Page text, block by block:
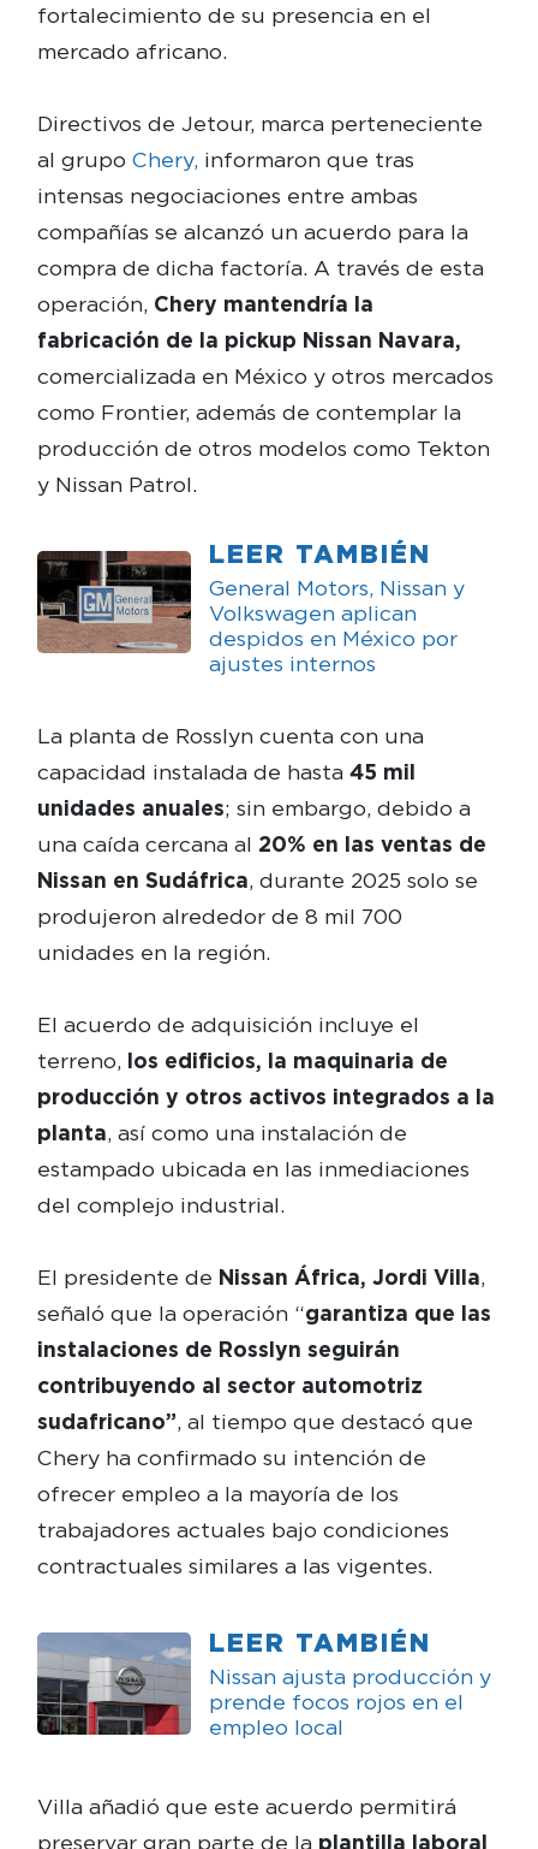
fortalecimiento de su presencia en el
mercado africano.
Directivos de Jetour, marca perteneciente
al grupo Chery, informaron que tras
intensas negociaciones entre ambas
compañías se alcanzó un acuerdo para la
compra de dicha factoría. A través de esta
operación, Chery mantendría la
fabricación de la pickup Nissan Navara,
comercializada en México y otros mercados
como Frontier, además de contemplar la
producción de otros modelos como Tekton
y Nissan Patrol.
LEER TAMBIÉN
General Motors, Nissan y
Volkswagen aplican
despidos en México por
ajustes internos
La planta de Rosslyn cuenta con una
capacidad instalada de hasta 45 mil
unidades anuales; sin embargo, debido a
una caída cercana al 20% en las ventas de
Nissan en Sudáfrica, durante 2025 solo se
produjeron alrededor de 8 mil 700
unidades en la región.
El acuerdo de adquisición incluye el
terreno, los edificios, la maquinaria de
producción y otros activos integrados a la
planta, así como una instalación de
estampado ubicada en las inmediaciones
del complejo industrial.
El presidente de Nissan África, Jordi Villa,
señaló que la operación “garantiza que las
instalaciones de Rosslyn seguirán
contribuyendo al sector automotriz
sudafricano”, al tiempo que destacó que
Chery ha confirmado su intención de
ofrecer empleo a la mayoría de los
trabajadores actuales bajo condiciones
contractuales similares a las vigentes.
LEER TAMBIÉN
Nissan ajusta producción y
prende focos rojos en el
empleo local
Villa añadió que este acuerdo permitirá
preservar gran parte de la plantilla laboral